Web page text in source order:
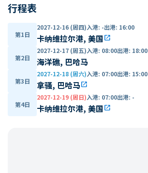
行程表
第1日
2027-12-16 (周四)入港: -出港: 16:00
卡纳维拉尔港, 美国open_in_new
第2日
2027-12-17 (周五)入港: 08:00出港: 18:00
海洋礁, 巴哈马
第3日
2027-12-18 (周六)入港: 07:00出港: 15:00
拿骚, 巴哈马open_in_new
第4日
2027-12-19 (周日)入港: 07:00出港: -
卡纳维拉尔港, 美国open_in_new